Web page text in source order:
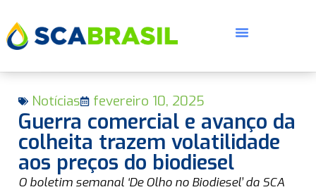
Notícias fevereiro 10, 2025
Guerra comercial e avanço da
colheita trazem volatilidade
aos preços do biodiesel
O boletim semanal ‘De Olho no Biodiesel’ da SCA